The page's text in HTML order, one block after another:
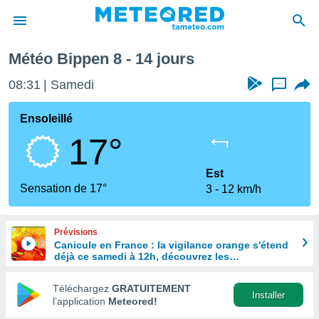
de
en
Météo Bippen 8 - 14 jours
08:31 Samedi ...
Ensoleillé
17°
Sensation de 17°
Est
3
12 km/h
Prévisions
Canicule en France : la vigilance orange s'étend
déjà ce samedi à 12h, découvrez les
Téléchargez GRATUITEMENT
l’application Meteored!
Installer